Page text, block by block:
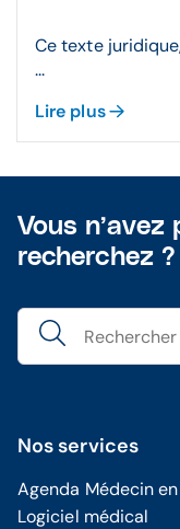
Ce texte
...
Lire plus
Vous
recherchez ?
Nos services
Agenda Médecin
Logiciel médical